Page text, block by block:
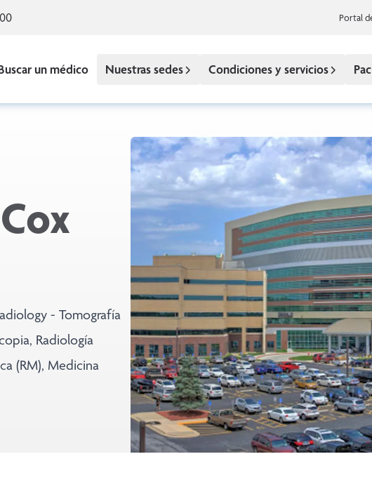
Portal
un médico Nuestras sedes Condiciones y servicios
- Tomografía
Radiología
(RM), Medicina